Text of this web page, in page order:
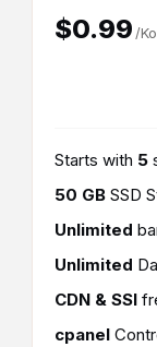
$0.99/
Starts with 5
50 GB SSD
Unlimited
Unlimited
CDN & SSl
cpanel